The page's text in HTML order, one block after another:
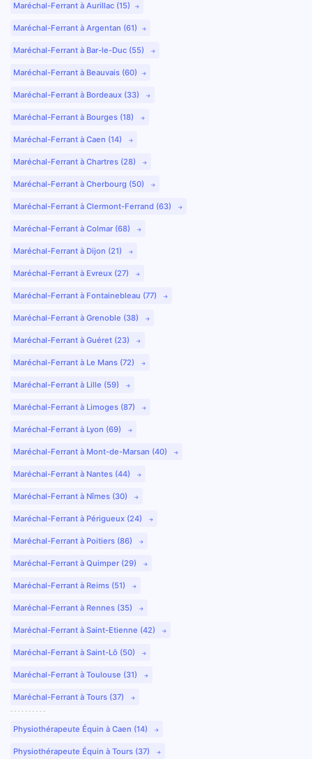
Maréchal-Ferrant à Aurillac (15)
Maréchal-Ferrant à Argentan (61)
Maréchal-Ferrant à Bar-le-Duc (55)
Maréchal-Ferrant à Beauvais (60)
Maréchal-Ferrant à Bordeaux (33)
Maréchal-Ferrant à Bourges (18)
Maréchal-Ferrant à Caen (14)
Maréchal-Ferrant à Chartres (28)
Maréchal-Ferrant à Cherbourg (50)
Maréchal-Ferrant à Clermont-Ferrand (63)
Maréchal-Ferrant à Colmar (68)
Maréchal-Ferrant à Dijon (21)
Maréchal-Ferrant à Evreux (27)
Maréchal-Ferrant à Fontainebleau (77)
Maréchal-Ferrant à Grenoble (38)
Maréchal-Ferrant à Guéret (23)
Maréchal-Ferrant à Le Mans (72)
Maréchal-Ferrant à Lille (59)
Maréchal-Ferrant à Limoges (87)
Maréchal-Ferrant à Lyon (69)
Maréchal-Ferrant à Mont-de-Marsan (40)
Maréchal-Ferrant à Nantes (44)
Maréchal-Ferrant à Nîmes (30)
Maréchal-Ferrant à Périgueux (24)
Maréchal-Ferrant à Poitiers (86)
Maréchal-Ferrant à Quimper (29)
Maréchal-Ferrant à Reims (51)
Maréchal-Ferrant à Rennes (35)
Maréchal-Ferrant à Saint-Etienne (42)
Maréchal-Ferrant à Saint-Lô (50)
Maréchal-Ferrant à Toulouse (31)
Maréchal-Ferrant à Tours (37)
Physiothérapeute Équin à Caen (14)
Physiothérapeute Équin à Tours (37)